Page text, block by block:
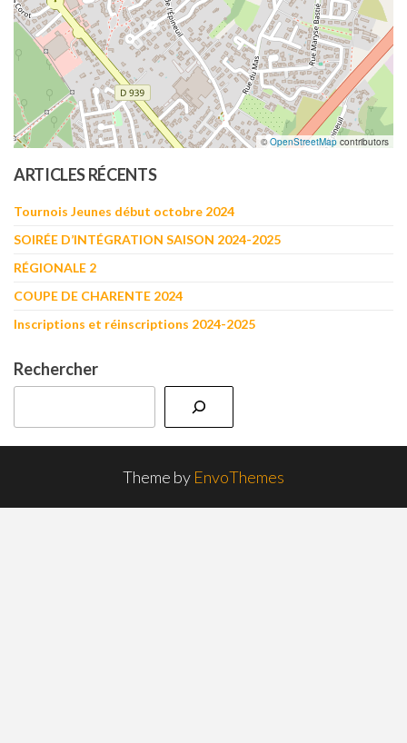
©OpenStreetMap contributors
ARTICLES RÉCENTS
Tournois Jeunes début octobre 2024
SOIRÉE D’INTÉGRATION SAISON 2024-2025
RÉGIONALE 2
COUPE DE CHARENTE 2024
Inscriptions et réinscriptions 2024-2025
Rechercher
Theme by EnvoThemes